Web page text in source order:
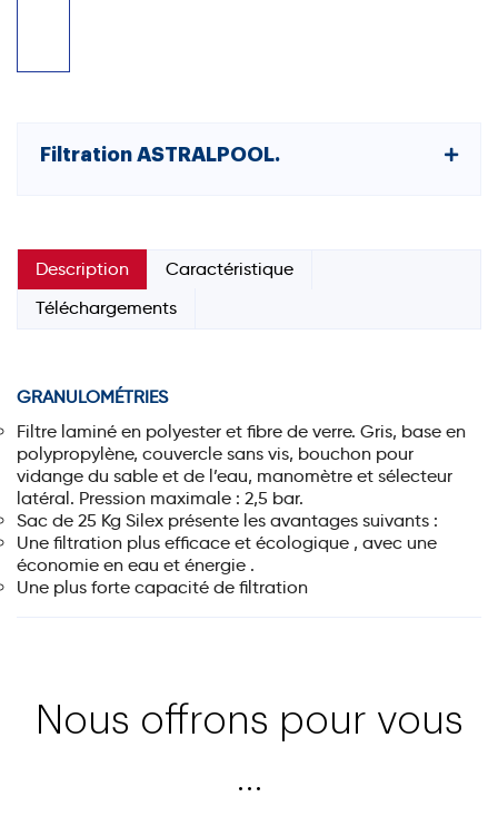
Filtration ASTRALPOOL.
Description
Caractéristique
Téléchargements
GRANULOMÉTRIES
Filtre laminé en polyester et fibre de verre. Gris, base en
polypropylène, couvercle sans vis, bouchon pour
vidange du sable et de l’eau, manomètre et sélecteur
latéral. Pression maximale : 2,5 bar.
Sac de 25 Kg Silex présente les avantages suivants :
Une filtration plus efficace et écologique , avec une
économie en eau et énergie .
Une plus forte capacité de filtration
Nous offrons pour vous
…